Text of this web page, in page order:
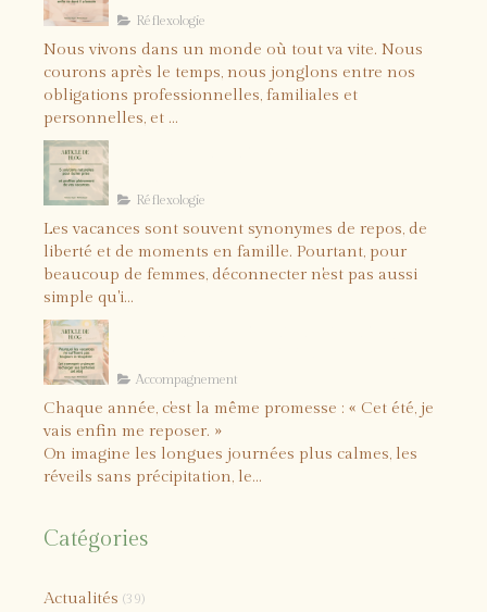
besoin
Réflexologie
Nous vivons dans un monde où tout va vite. Nous
courons après le temps, nous jonglons entre nos
obligations professionnelles, familiales et
personnelles, et ...
pleinement de vos vacances
Réflexologie
Les vacances sont souvent synonymes de repos, de
liberté et de moments en famille. Pourtant, pour
beaucoup de femmes, déconnecter n'est pas aussi
simple qu'i...
Accompagnement
Chaque année, c'est la même promesse : « Cet été, je
vais enfin me reposer. »
On imagine les longues journées plus calmes, les
réveils sans précipitation, le...
Catégories
Actualités (39)